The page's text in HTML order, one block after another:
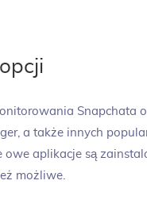
Snapchata
a także innych
aplikacje są
możliwe.